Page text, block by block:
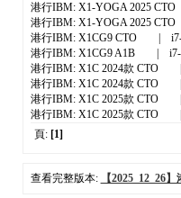
港行IBM: X1-YOGA 2025
港行IBM: X1-YOGA 2025
港行IBM: X1CG9 CTO | i7-
港行IBM: X1CG9 A1B | i7-
港行IBM: X1C 2024款 CTO
港行IBM: X1C 2024款 CTO
港行IBM: X1C 2025款 CTO
港行IBM: X1C 2025款 CTO
頁: [1]
查看完整版本: 【2025_12_26